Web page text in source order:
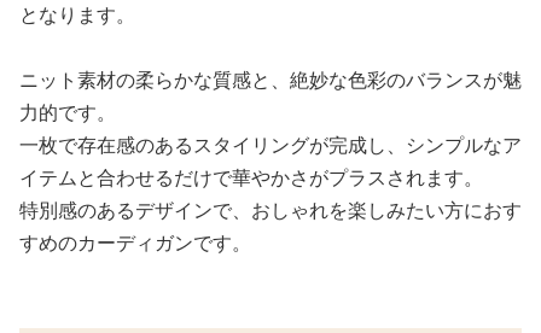
となります。
ニット素材の柔らかな質感と、絶妙な色彩のバランスが魅
力的です。
一枚で存在感のあるスタイリングが完成し、シンプルなア
イテムと合わせるだけで華やかさがプラスされます。
特別感のあるデザインで、おしゃれを楽しみたい方におす
すめのカーディガンです。